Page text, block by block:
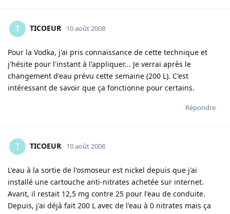
T TICOEUR 10 août 2008
Pour la Vodka, j'ai pris connaissance de cette technique et
j'hésite pour l'instant à l'appliquer... Je verrai après le
changement d'eau prévu cette semaine (200 L). C'est
intéressant de savoir que ça fonctionne pour certains.
Répondre
T TICOEUR 10 août 2008
L'eau à la sortie de l'osmoseur est nickel depuis que j'ai
installé une cartouche anti-nitrates achetée sur internet.
Avant, il restait 12,5 mg contre 25 pour l'eau de conduite.
Depuis, j'ai déjà fait 200 L avec de l'eau à 0 nitrates mais ça